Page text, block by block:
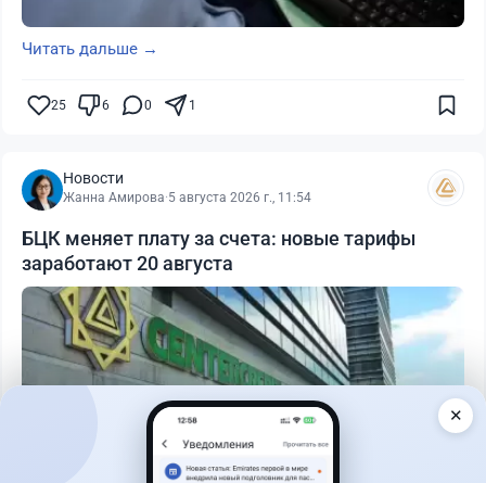
Читать дальше →
25 6 0 1
Новости
Жанна Амирова·5 августа 2026 г., 11:54
БЦК меняет плату за счета: новые тарифы
заработают 20 августа
✕